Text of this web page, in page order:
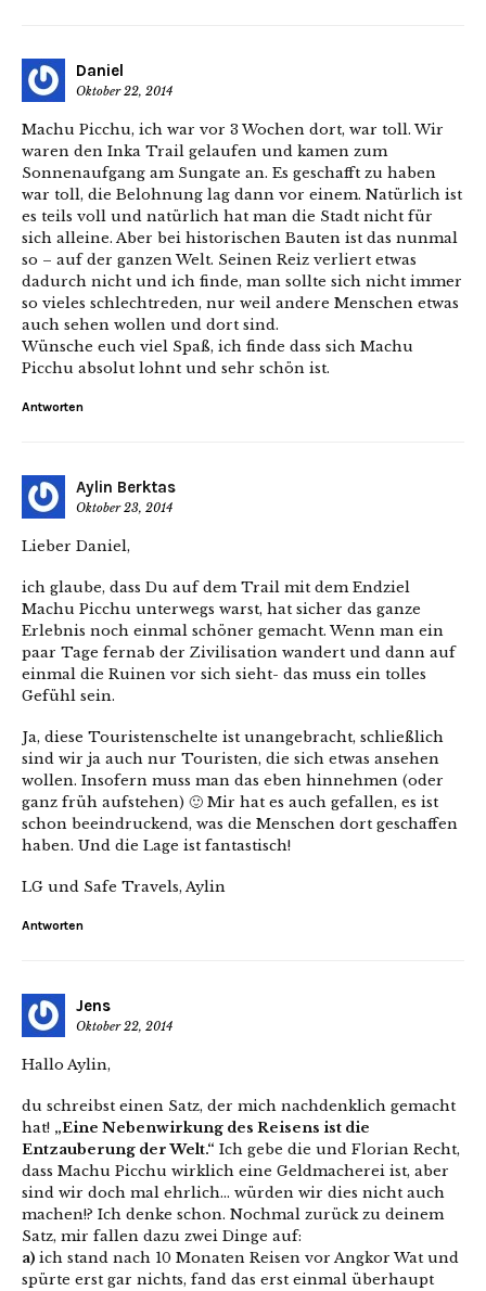
Daniel
Oktober 22, 2014
Machu Picchu, ich war vor 3 Wochen dort, war toll. Wir
waren den Inka Trail gelaufen und kamen zum
Sonnenaufgang am Sungate an. Es geschafft zu haben
war toll, die Belohnung lag dann vor einem. Natürlich ist
es teils voll und natürlich hat man die Stadt nicht für
sich alleine. Aber bei historischen Bauten ist das nunmal
so – auf der ganzen Welt. Seinen Reiz verliert etwas
dadurch nicht und ich finde, man sollte sich nicht immer
so vieles schlechtreden, nur weil andere Menschen etwas
auch sehen wollen und dort sind.
Wünsche euch viel Spaß, ich finde dass sich Machu
Picchu absolut lohnt und sehr schön ist.
Antworten
Aylin Berktas
Oktober 23, 2014
Lieber Daniel,
ich glaube, dass Du auf dem Trail mit dem Endziel
Machu Picchu unterwegs warst, hat sicher das ganze
Erlebnis noch einmal schöner gemacht. Wenn man ein
paar Tage fernab der Zivilisation wandert und dann auf
einmal die Ruinen vor sich sieht- das muss ein tolles
Gefühl sein.
Ja, diese Touristenschelte ist unangebracht, schließlich
sind wir ja auch nur Touristen, die sich etwas ansehen
wollen. Insofern muss man das eben hinnehmen (oder
ganz früh aufstehen) 🙂 Mir hat es auch gefallen, es ist
schon beeindruckend, was die Menschen dort geschaffen
haben. Und die Lage ist fantastisch!
LG und Safe Travels, Aylin
Antworten
Jens
Oktober 22, 2014
Hallo Aylin,
du schreibst einen Satz, der mich nachdenklich gemacht
hat! „Eine Nebenwirkung des Reisens ist die
Entzauberung der Welt.“ Ich gebe die und Florian Recht,
dass Machu Picchu wirklich eine Geldmacherei ist, aber
sind wir doch mal ehrlich… würden wir dies nicht auch
machen!? Ich denke schon. Nochmal zurück zu deinem
Satz, mir fallen dazu zwei Dinge auf:
a) ich stand nach 10 Monaten Reisen vor Angkor Wat und
spürte erst gar nichts, fand das erst einmal überhaupt